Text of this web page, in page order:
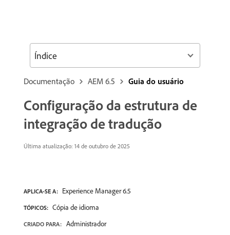
Documentação AEM 6.5 Guia do usuário
Configuração da estrutura de
integração de tradução
Última atualização: 14 de outubro de 2025
APLICA-SE A: Experience Manager 6.5
TÓPICOS: Cópia de idioma
CRIADO PARA: Administrador
Índice